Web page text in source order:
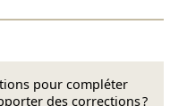
pour compléter
des corrections ?